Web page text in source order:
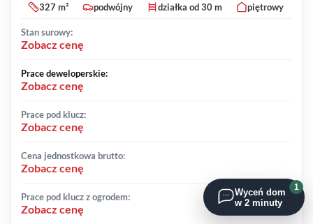
327 m² podwójny działka od 30 m piętrowy
Stan surowy:
Zobacz cenę
Prace deweloperskie:
Zobacz cenę
Prace pod klucz:
Zobacz cenę
Cena jednostkowa brutto:
Zobacz cenę
Prace pod klucz z ogrodem:
Zobacz cenę
1
Wyceń dom
w 2 minuty